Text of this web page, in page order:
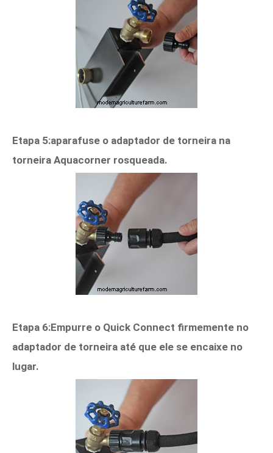
Etapa 5:aparafuse o adaptador de torneira na
torneira Aquacorner rosqueada.
Etapa 6:Empurre o Quick Connect firmemente no
adaptador de torneira até que ele se encaixe no
lugar.